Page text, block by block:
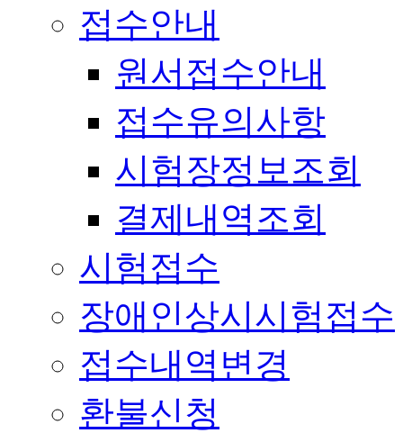
접수안내
원서접수안내
접수유의사항
시험장정보조회
결제내역조회
시험접수
장애인상시시험접수
접수내역변경
환불신청